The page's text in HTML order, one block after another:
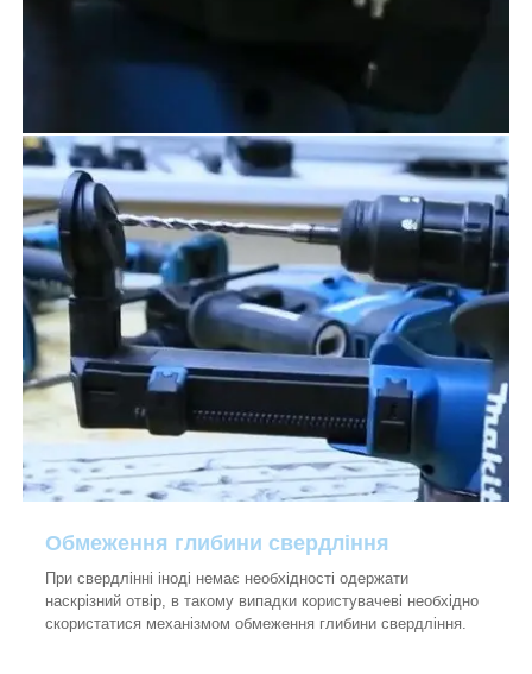
Обмеження глибини свердління
При свердлінні іноді немає необхідності одержати
наскрізний отвір, в такому випадки користувачеві необхідно
скористатися механізмом обмеження глибини свердління.